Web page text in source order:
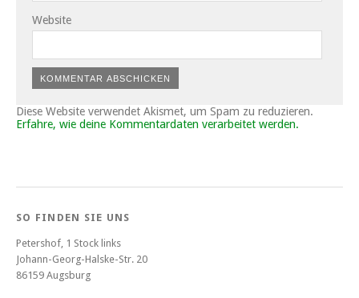
Website
Diese Website verwendet Akismet, um Spam zu reduzieren.
Erfahre, wie deine Kommentardaten verarbeitet werden.
SO FINDEN SIE UNS
Petershof, 1 Stock links
Johann-Georg-Halske-Str. 20
86159 Augsburg